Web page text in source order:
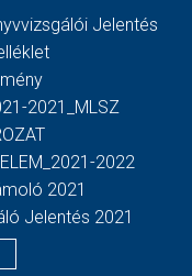
Jelentés
2021_MLSZ
2022
2021
Jelentés 2021